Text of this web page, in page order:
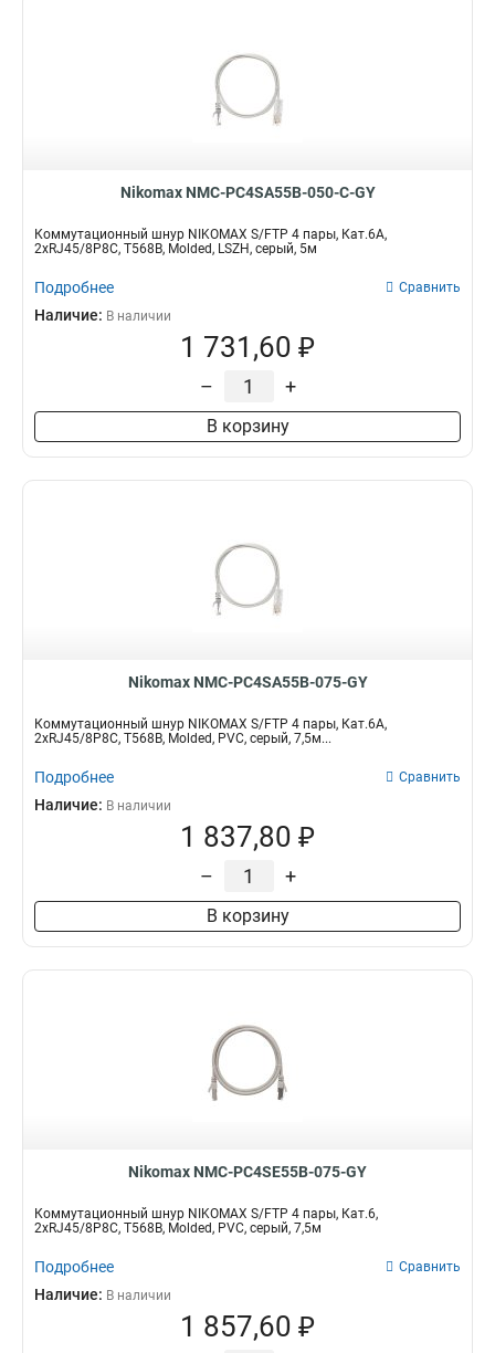
Nikomax NMC-PC4SA55B-050-C-GY
Коммутационный шнур NIKOMAX S/FTP 4 пары, Кат.6A,
2хRJ45/8P8C, T568B, Molded, LSZH, серый, 5м
Подробнее Сравнить
Наличие: В наличии
1 731,60 ₽
– +
В корзину
Nikomax NMC-PC4SA55B-075-GY
Коммутационный шнур NIKOMAX S/FTP 4 пары, Кат.6A,
2хRJ45/8P8C, T568B, Molded, PVC, серый, 7,5м...
Подробнее Сравнить
Наличие: В наличии
1 837,80 ₽
– +
В корзину
Nikomax NMC-PC4SE55B-075-GY
Коммутационный шнур NIKOMAX S/FTP 4 пары, Кат.6,
2хRJ45/8P8C, T568B, Molded, PVC, серый, 7,5м
Подробнее Сравнить
Наличие: В наличии
1 857,60 ₽